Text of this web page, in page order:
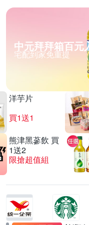
中元拜拜箱百元
宅配到家免重提
洋芋片
買1送1
熊津黑蔘飲 買
1送2
限搶超值組